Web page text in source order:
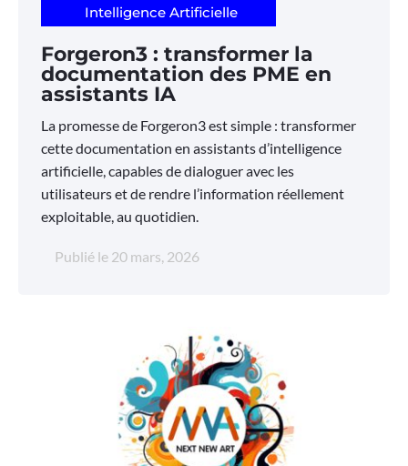
Intelligence Artificielle
Forgeron3 : transformer la
documentation des PME en
assistants IA
La promesse de Forgeron3 est simple : transformer
cette documentation en assistants d’intelligence
artificielle, capables de dialoguer avec les
utilisateurs et de rendre l’information réellement
exploitable, au quotidien.
Publié le 20 mars, 2026